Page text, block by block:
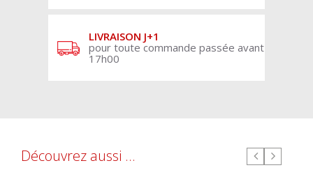
LIVRAISON J+1
pour toute commande passée avant
17h00
Découvrez aussi ...